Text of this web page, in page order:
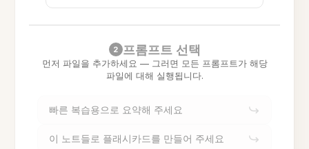
2 프롬프트 선택
먼저 파일을 추가하세요 — 그러면 모든 프롬프트가 해당
파일에 대해 실행됩니다.
빠른 복습용으로 요약해 주세요
이 노트들로 플래시카드를 만들어 주세요